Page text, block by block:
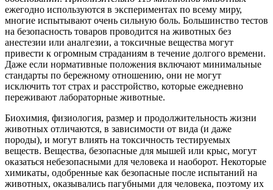
ежегодно используются в экспериментах по всему миру,
многие испытывают очень сильную боль. Большинство тестов
на безопасность товаров проводится на животных без
анестезии или аналгезии, а токсичные вещества могут
привести к огромным страданиям в течение долгого времени.
Даже если нормативные положения включают минимальные
стандарты по бережному отношению, они не могут
исключить тот страх и расстройство, которые ежедневно
переживают лабораторные животные.
Биохимия, физиология, размер и продолжительность жизни
животных отличаются, в зависимости от вида (и даже
породы), и могут влиять на токсичность тестируемых
веществ. Вещества, безопасные для мышей или крыс, могут
оказаться небезопасными для человека и наоборот. Некоторые
химикаты, одобренные как безопасные после испытаний на
животных, оказывались пагубными для человека, поэтому их